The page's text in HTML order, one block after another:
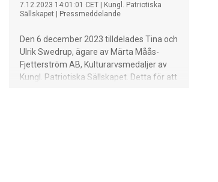
7.12.2023 14:01:01 CET
Kungl. Patriotiska
Sällskapet
Pressmeddelande
Den 6 december 2023 tilldelades Tina och
Ulrik Swedrup, ägare av Märta Måås-
Fjetterström AB, Kulturarvsmedaljer av
Kungl. Patriotiska Sällskapet. Detta för att